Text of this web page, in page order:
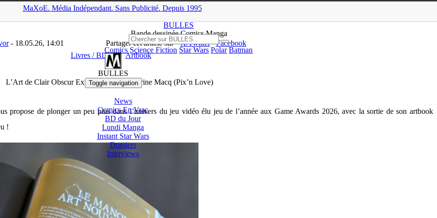
MaXoE. Média Indépendant. Sans Publicité. Depuis 1995
BULLES
Bande dessinée Comics Manga
Comics Science Fiction Star Wars Polar Batman
BULLES
Toggle navigation
News
Comics En Vrac
BD du Jour
Lundi Manga
Instant Star Wars
Dossiers
Interviews
▲
- 18.05.26, 14:01 Partager cet article sur X/Twitter
Facebook
Livres / BD
Artbook
L’Art de Clair Obscur Expedition 33 de Marine Macq (Pix’n Love)
propose de plonger un peu plus dans l’univers du jeu vidéo élu jeu de l’année aux Game Awards 2026, avec la sortie de son artbook
!